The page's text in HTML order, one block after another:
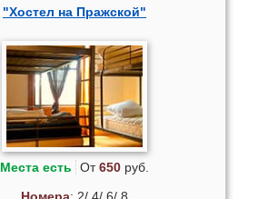
"Хостел на Пражской"
Места есть От650руб.